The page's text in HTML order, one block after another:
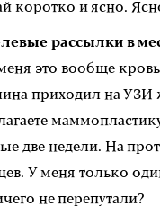
коротко и ясно.
рассылки в
это вообще кровь
приходил на УЗИ
две недели. На
У меня только
не перепутали?